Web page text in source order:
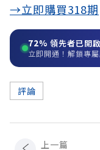
→立即購買318期
72% 領先者已開
立即開通！解鎖專
評論
上一篇